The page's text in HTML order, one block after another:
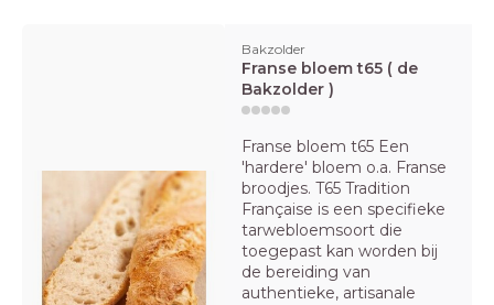
Bakzolder
Franse bloem t65 ( de
Bakzolder )
Franse bloem t65 Een
'hardere' bloem o.a. Franse
broodjes. T65 Tradition
Française is een specifieke
tarwebloemsoort die
toegepast kan worden bij
de bereiding van
authentieke, artisanale